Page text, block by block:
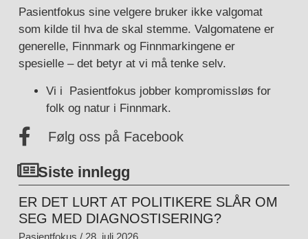
Pasientfokus sine velgere bruker ikke valgomat
som kilde til hva de skal stemme. Valgomatene er
generelle, Finnmark og Finnmarkingene er
spesielle – det betyr at vi må tenke selv.
Vi i Pasientfokus jobber kompromissløs for
folk og natur i Finnmark.
Følg oss på Facebook
Siste innlegg
ER DET LURT AT POLITIKERE SLÅR OM
SEG MED DIAGNOSTISERING?